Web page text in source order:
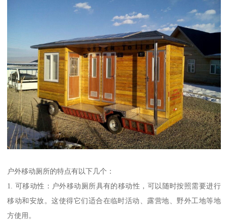
户外移动厕所的特点有以下几个：
1. 可移动性：户外移动厕所具有的移动性，可以随时按照需要进行
移动和安放。这使得它们适合在临时活动、露营地、野外工地等地
方使用。